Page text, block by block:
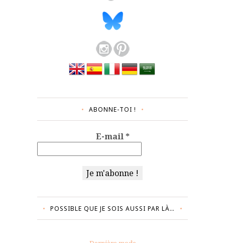
ABONNE-TOI !
E-mail*
POSSIBLE QUE JE SOIS AUSSI PAR LÀ…